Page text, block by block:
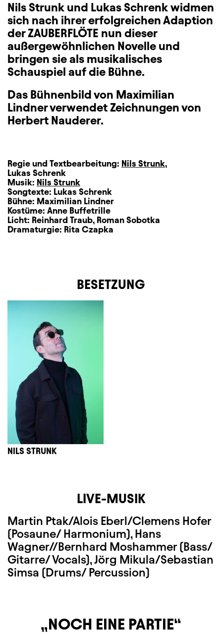
Nils Strunk und Lukas Schrenk widmen
sich nach ihrer erfolgreichen Adaption
der ZAUBERFLÖTE nun dieser
außergewöhnlichen Novelle und
bringen sie als musikalisches
Schauspiel auf die Bühne.
Das Bühnenbild von Maximilian
Lindner verwendet Zeichnungen von
Herbert Nauderer.
Regie und Textbearbeitung: Nils Strunk,
Lukas Schrenk
Musik: Nils Strunk
Songtexte: Lukas Schrenk
Bühne: Maximilian Lindner
Kostüme: Anne Buffetrille
Licht: Reinhard Traub, Roman Sobotka
Dramaturgie: Rita Czapka
BESETZUNG
NILS STRUNK
LIVE-MUSIK
Martin Ptak/Alois Eberl/Clemens Hofer
(Posaune/ Harmonium), Hans
Wagner//Bernhard Moshammer (Bass/
Gitarre/ Vocals), Jörg Mikula/Sebastian
Simsa (Drums/ Percussion)
NOCH EINE PARTIE